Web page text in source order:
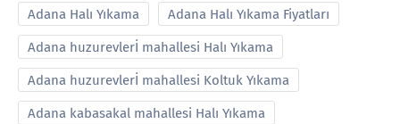
Adana Halı Yıkama Adana Halı Yıkama Fiyatları
Adana huzurevlerİ mahallesi Halı Yıkama
Adana huzurevlerİ mahallesi Koltuk Yıkama
Adana kabasakal mahallesi Halı Yıkama